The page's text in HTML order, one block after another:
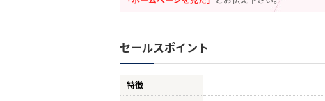
セールスポイント
特徴